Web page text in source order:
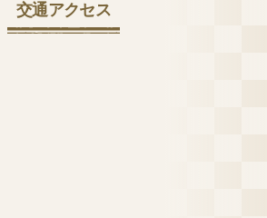
交通アクセス